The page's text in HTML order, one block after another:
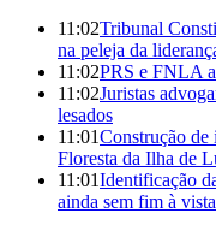
11:02Tribunal
na peleja da
11:02PRS e FNLA
11:02Juristas
lesados
11:01Construção de
Floresta da Ilha de
11:01Identificação
ainda sem fim à vista